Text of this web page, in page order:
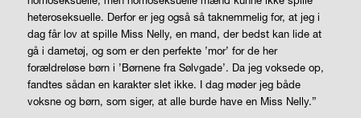
heteroseksuelle. Derfor er jeg også så taknemmelig for, at jeg i
dag får lov at spille Miss Nelly, en mand, der bedst kan lide at
gå i dametøj, og som er den perfekte ’mor’ for de her
forældreløse børn i ’Børnene fra Sølvgade’. Da jeg voksede op,
fandtes sådan en karakter slet ikke. I dag møder jeg både
voksne og børn, som siger, at alle burde have en Miss Nelly.”